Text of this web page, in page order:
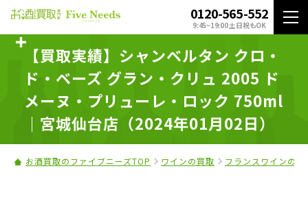
0120-565-552
9:45~19:00 土日祝もOK
【買取実績】シャンベルタン クロ・
ド・ベーズ グラン・クリュ 2005 ド
メーヌ・プリューレ・ロック 750ml
｜宮城仙台店（2024年01月02日）
お酒買取のファイブニーズTOP ワインの買取 フランスワインの買